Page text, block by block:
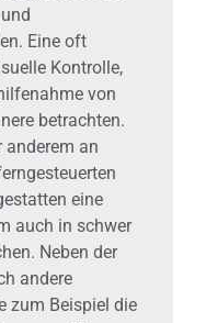
Eine oft
Kontrolle,
von
betrachten.
anderem an
eine
auch in schwer
Neben der
andere
zum Beispiel die